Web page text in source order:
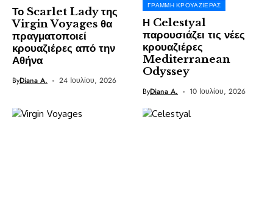
Το Scarlet Lady της
Virgin Voyages θα
πραγματοποιεί
κρουαζιέρες από την
Αθήνα
ByDiana A. 24 Ιουλίου, 2026
ΓΡΑΜΜΉ ΚΡΟΥΑΖΙΈΡΑΣ
Η Celestyal
παρουσιάζει τις νέες
κρουαζιέρες
Mediterranean
Odyssey
ByDiana A. 10 Ιουλίου, 2026